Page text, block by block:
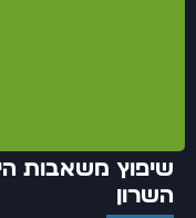
שיפוץ משאבות
השרון